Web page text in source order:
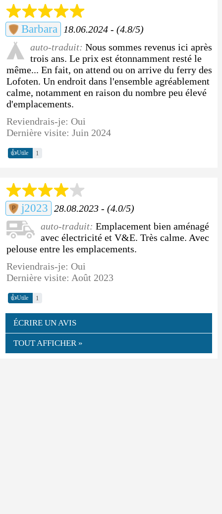
Barbara
18.06.2024 - (4.8/5)
auto-traduit: Nous sommes revenus ici après
trois ans. Le prix est étonnamment resté le
même... En fait, on attend ou on arrive du ferry des
Lofoten. Un endroit dans l'ensemble agréablement
calme, notamment en raison du nombre peu élevé
d'emplacements.
Reviendrais-je: Oui
Dernière visite: Juin 2024
👍Utile 1
j2023 28.08.2023 - (4.0/5)
auto-traduit: Emplacement bien aménagé
avec électricité et V&E. Très calme. Avec
pelouse entre les emplacements.
Reviendrais-je: Oui
Dernière visite: Août 2023
👍Utile 1
ÉCRIRE UN AVIS
TOUT AFFICHER »